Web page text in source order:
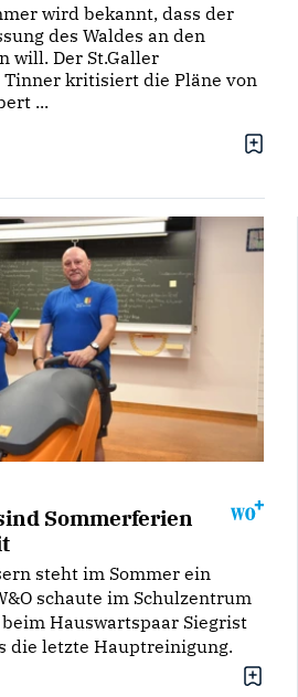
wird bekannt, dass der
des Waldes an den
will. Der St.Galler
Tinner kritisiert die Pläne von
...
Sommerferien
steht im Sommer ein
schaute im Schulzentrum
Hauswartspaar Siegrist
die letzte Hauptreinigung.